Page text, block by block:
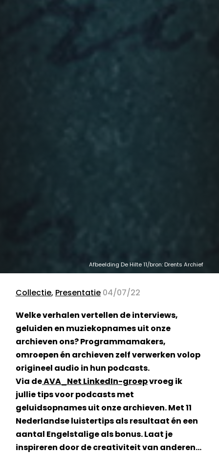
Afbeelding De Hilte 11/bron: Drents Archief
Collectie, Presentatie 04/07/22
Welke verhalen vertellen de interviews,
geluiden en muziekopnames uit onze
archieven ons? Programmamakers,
omroepen én archieven zelf verwerken volop
origineel audio in hun podcasts.
Via deAVA_Net LinkedIn-groepvroeg ik
jullie tips voor podcasts met
geluidsopnames uit onze archieven. Met 11
Nederlandse luistertips als resultaat én een
aantal Engelstalige als bonus. Laat je
inspireren door de creativiteit van anderen…